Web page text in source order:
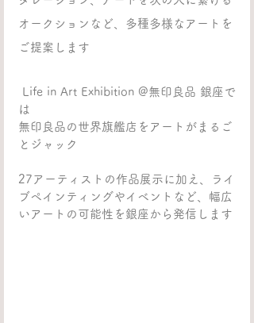
オークションなど、多種多様なアートを
ご提案します
は
無印良品の世界旗艦店をアートがまるご
とジャック
27アーティストの作品展示に加え、ライ
ブペインティングやイベントなど、幅広
いアートの可能性を銀座から発信します